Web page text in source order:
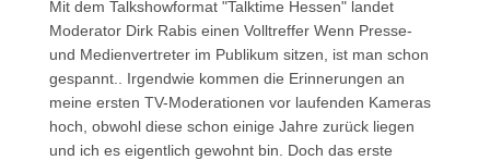
Mit dem Talkshowformat "Talktime Hessen" landet
Moderator Dirk Rabis einen Volltreffer Wenn Presse-
und Medienvertreter im Publikum sitzen, ist man schon
gespannt.. Irgendwie kommen die Erinnerungen an
meine ersten TV-Moderationen vor laufenden Kameras
hoch, obwohl diese schon einige Jahre zurück liegen
und ich es eigentlich gewohnt bin. Doch das erste